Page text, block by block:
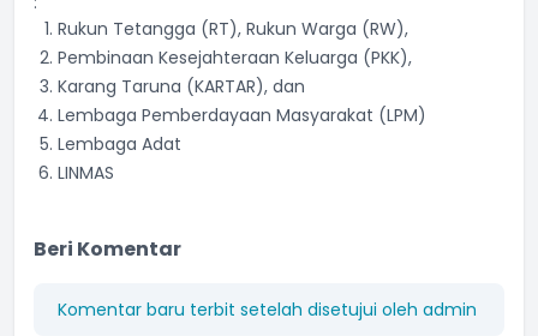
Rukun Tetangga (RT), Rukun Warga (RW),
Pembinaan Kesejahteraan Keluarga (PKK),
Karang Taruna (KARTAR), dan
Lembaga Pemberdayaan Masyarakat (LPM)
Lembaga Adat
LINMAS
Beri Komentar
Komentar baru terbit setelah disetujui oleh admin